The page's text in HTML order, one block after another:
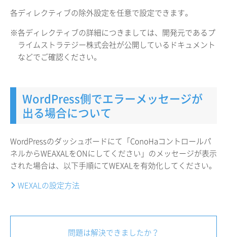
各ディレクティブの除外設定を任意で設定できます。
※各ディレクティブの詳細につきましては、開発元であるプ
ライムストラテジー株式会社が公開しているドキュメント
などでご確認ください。
WordPress側でエラーメッセージが
出る場合について
WordPressのダッシュボードにて「ConoHaコントロールパ
ネルからWEAXALをONにしてください」のメッセージが表示
された場合は、以下手順にてWEXALを有効化してください。
WEXALの設定方法
問題は解決できましたか？